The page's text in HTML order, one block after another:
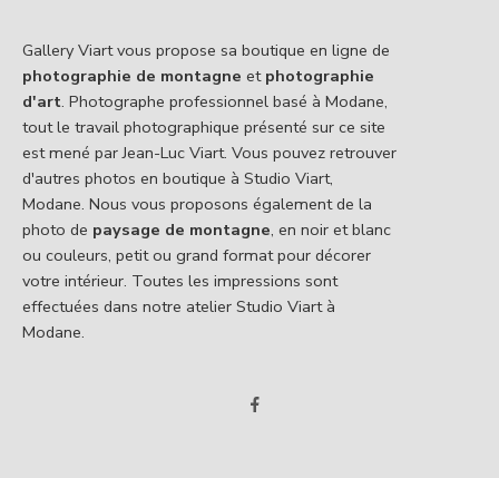
Gallery Viart vous propose sa boutique en ligne de
photographie de montagne et photographie
d'art. Photographe professionnel basé à Modane,
tout le travail photographique présenté sur ce site
est mené par Jean-Luc Viart. Vous pouvez retrouver
d'autres photos en boutique à Studio Viart,
Modane. Nous vous proposons également de la
photo de paysage de montagne, en noir et blanc
ou couleurs, petit ou grand format pour décorer
votre intérieur. Toutes les impressions sont
effectuées dans notre atelier Studio Viart à
Modane.